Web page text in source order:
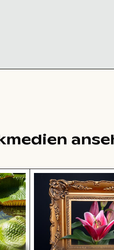
Teichlandschaft
Pinke Lilie in